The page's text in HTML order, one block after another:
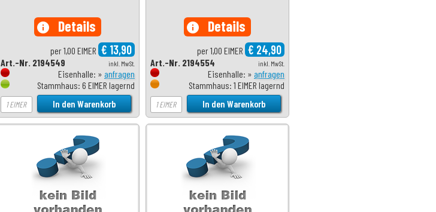
info Details
per 1,00 EIMER € 13,90
inkl. MwSt.
Art.-Nr. 2194549
Eisenhalle: » anfragen
Stammhaus: 6 EIMER lagernd
info Details
per 1,00 EIMER € 24,90
inkl. MwSt.
Art.-Nr. 2194554
Eisenhalle: » anfragen
Stammhaus: 1 EIMER lagernd